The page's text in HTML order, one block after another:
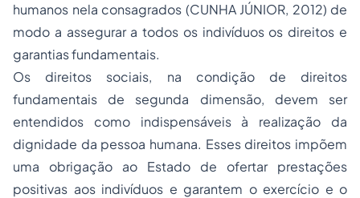
humanos nela consagrados (CUNHA JÚNIOR, 2012) de
modo a assegurar a todos os indivíduos os direitos e
garantias fundamentais.
Os direitos sociais, na condição de direitos
fundamentais de segunda dimensão, devem ser
entendidos como indispensáveis à realização da
dignidade da pessoa humana. Esses direitos impõem
uma obrigação ao Estado de ofertar prestações
positivas aos indivíduos e garantem o exercício e o